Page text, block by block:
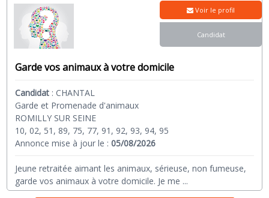
Garde vos animaux à votre domicile
Candidat : CHANTAL
Garde et Promenade d'animaux
ROMILLY SUR SEINE
10, 02, 51, 89, 75, 77, 91, 92, 93, 94, 95
Annonce mise à jour le :05/08/2026
Jeune retraitée aimant les animaux, sérieuse, non fumeuse,
garde vos animaux à votre domicile. Je me ...
Voir le profil
Candidat